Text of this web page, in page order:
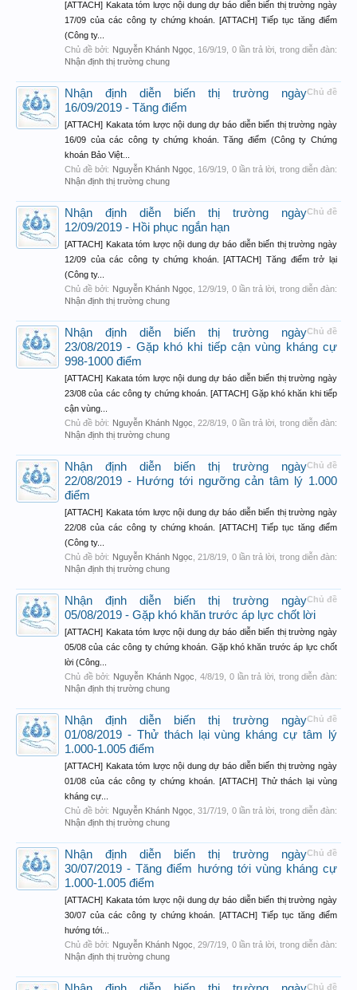
[ATTACH] Kakata tóm lược nội dung dự báo diễn biến thị trường ngày
17/09 của các công ty chứng khoán. [ATTACH] Tiếp tục tăng điểm
(Công ty...
Chủ đề bởi: Nguyễn Khánh Ngọc 16/9/19 , 0 lần trả lời, trong diễn đàn:
Nhận định thị trường chung
Chủ đề
Nhận định diễn biến thị trường ngày
16/09/2019 - Tăng điểm
[ATTACH] Kakata tóm lược nội dung dự báo diễn biến thị trường ngày
16/09 của các công ty chứng khoán. Tăng điểm (Công ty Chứng
khoán Bảo Việt...
Chủ đề bởi: Nguyễn Khánh Ngọc 16/9/19 , 0 lần trả lời, trong diễn đàn:
Nhận định thị trường chung
Chủ đề
Nhận định diễn biến thị trường ngày
12/09/2019 - Hồi phục ngắn hạn
[ATTACH] Kakata tóm lược nội dung dự báo diễn biến thị trường ngày
12/09 của các công ty chứng khoán. [ATTACH] Tăng điểm trở lại
(Công ty...
Chủ đề bởi: Nguyễn Khánh Ngọc 12/9/19 , 0 lần trả lời, trong diễn đàn:
Nhận định thị trường chung
Chủ đề
Nhận định diễn biến thị trường ngày
23/08/2019 - Gặp khó khi tiếp cận vùng kháng cự
998-1000 điểm
[ATTACH] Kakata tóm lược nội dung dự báo diễn biến thị trường ngày
23/08 của các công ty chứng khoán. [ATTACH] Gặp khó khăn khi tiếp
cận vùng...
Chủ đề bởi: Nguyễn Khánh Ngọc ,22/8/19 , 0 lần trả lời, trong diễn đàn:
Nhận định thị trường chung
Chủ đề
Nhận định diễn biến thị trường ngày
22/08/2019 - Hướng tới ngưỡng cản tâm lý 1.000
điểm
[ATTACH] Kakata tóm lược nội dung dự báo diễn biến thị trường ngày
22/08 của các công ty chứng khoán. [ATTACH] Tiếp tục tăng điểm
(Công ty...
Chủ đề bởi: Nguyễn Khánh Ngọc ,21/8/19 , 0 lần trả lời, trong diễn đàn:
Nhận định thị trường chung
Chủ đề
Nhận định diễn biến thị trường ngày
05/08/2019 - Gặp khó khăn trước áp lực chốt lời
[ATTACH] Kakata tóm lược nội dung dự báo diễn biến thị trường ngày
05/08 của các công ty chứng khoán. Gặp khó khăn trước áp lực chốt
lời (Công...
Chủ đề bởi: Nguyễn Khánh Ngọc ,4/8/19 , 0 lần trả lời, trong diễn đàn:
Nhận định thị trường chung
Chủ đề
Nhận định diễn biến thị trường ngày
01/08/2019 - Thử thách lại vùng kháng cự tâm lý
1.000-1.005 điểm
[ATTACH] Kakata tóm lược nội dung dự báo diễn biến thị trường ngày
01/08 của các công ty chứng khoán. [ATTACH] Thử thách lại vùng
kháng cự...
Chủ đề bởi: Nguyễn Khánh Ngọc ,31/7/19 , 0 lần trả lời, trong diễn đàn:
Nhận định thị trường chung
Chủ đề
Nhận định diễn biến thị trường ngày
30/07/2019 - Tăng điểm hướng tới vùng kháng cự
1.000-1.005 điểm
[ATTACH] Kakata tóm lược nội dung dự báo diễn biến thị trường ngày
30/07 của các công ty chứng khoán. [ATTACH] Tiếp tục tăng điểm
hướng tới...
Chủ đề bởi: Nguyễn Khánh Ngọc ,29/7/19 , 0 lần trả lời, trong diễn đàn:
Nhận định thị trường chung
Chủ đề